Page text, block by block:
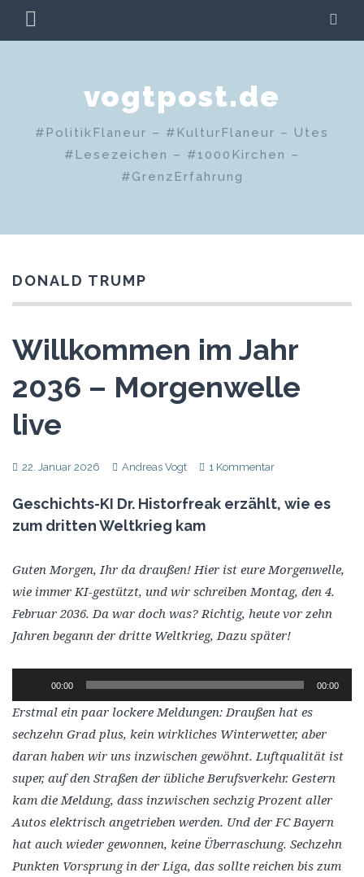
Zum
Inhalt MENÜ
vogtpost.de
#PolitikFlaneur – #KulturFlaneur – Utes
#Lesezeichen – #1000Kirchen –
#GrenzErfahrung
DONALD TRUMP
Willkommen im Jahr
2036 – Morgenwelle
live
22. Januar 2026 Andreas Vogt 1 Kommentar
Geschichts-KI Dr. Historfreak erzählt, wie es
zum dritten Weltkrieg kam
Guten Morgen, Ihr da draußen! Hier ist eure Morgenwelle,
wie immer KI-gestützt, und wir schreiben Montag, den 4.
Februar 2036. Da war doch was? Richtig, heute vor zehn
Jahren begann der dritte Weltkrieg, Dazu später!
Player
00:00 00:00
Erstmal ein paar lockere Meldungen: Draußen hat es
sechzehn Grad plus, kein wirkliches Winterwetter, aber
daran haben wir uns inzwischen gewöhnt. Luftqualität ist
super, auf den Straßen der übliche Berufsverkehr. Gestern
kam die Meldung, dass inzwischen sechzig Prozent aller
Autos elektrisch angetrieben werden. Und der FC Bayern
hat auch wieder gewonnen, keine Überraschung. Sechzehn
Punkten Vorsprung in der Liga, das sollte reichen bis zum